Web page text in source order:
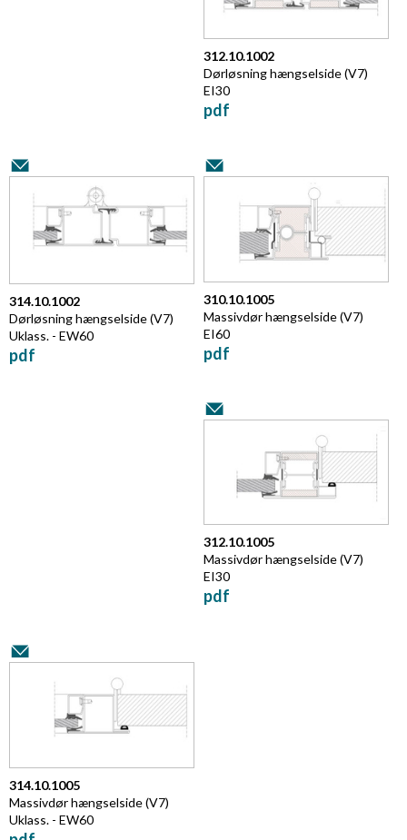
312.10.1002
Dørløsning hængselside(V7)
EI30
pdf
314.10.1002
Dørløsning hængselside(V7)
Uklass. - EW60
pdf
310.10.1005
Massivdør hængselside(V7)
EI60
pdf
312.10.1005
Massivdør hængselside(V7)
EI30
pdf
314.10.1005
Massivdør hængselside(V7)
Uklass. - EW60